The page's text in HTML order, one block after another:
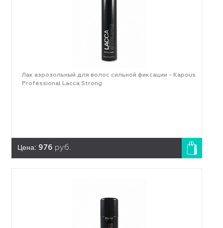
Лак аэрозольный для волос сильной фиксации - Kapous
Professional Lacca Strong
Цена: 976 руб.